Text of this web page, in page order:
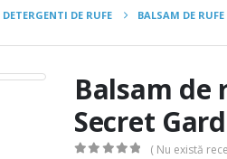
DETERGENTI DE RUFE BALSAM DE
Balsam de
Secret
( Nu există